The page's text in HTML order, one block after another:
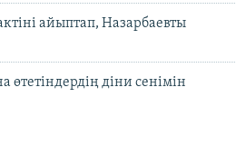
айыптап, Назарбаевты
өтетіндердің діни сенімін